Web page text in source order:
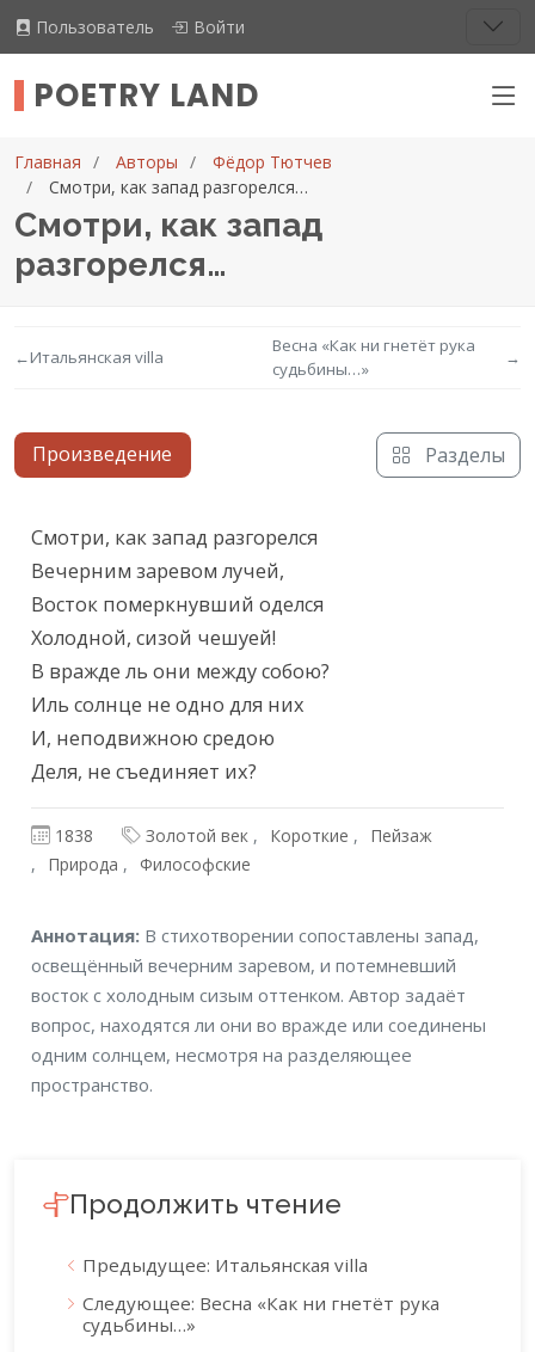
Пользователь Войти
POETRY LAND
Главная Авторы
Фёдор Тютчев
Смотри, как запад разгорелся…
Смотри, как запад
разгорелся…
←Итальянская villa
Весна «Как ни гнетёт рука
судьбины…»
→
Произведение Разделы
Текст произведения
Смотри, как запад разгорелся
Вечерним заревом лучей,
Восток померкнувший оделся
Холодной, сизой чешуей!
В вражде ль они между собою?
Иль солнце не одно для них
И, неподвижною средою
Деля, не съединяет их?
1838 Золотой век Короткие
Пейзаж
Природа
Философские
Аннотация
Аннотация: В стихотворении сопоставлены запад,
освещённый вечерним заревом, и потемневший
восток с холодным сизым оттенком. Автор задаёт
вопрос, находятся ли они во вражде или соединены
одним солнцем, несмотря на разделяющее
пространство.
Продолжить чтение
Предыдущее: Итальянская villa
Следующее: Весна «Как ни гнетёт рука
судьбины…»